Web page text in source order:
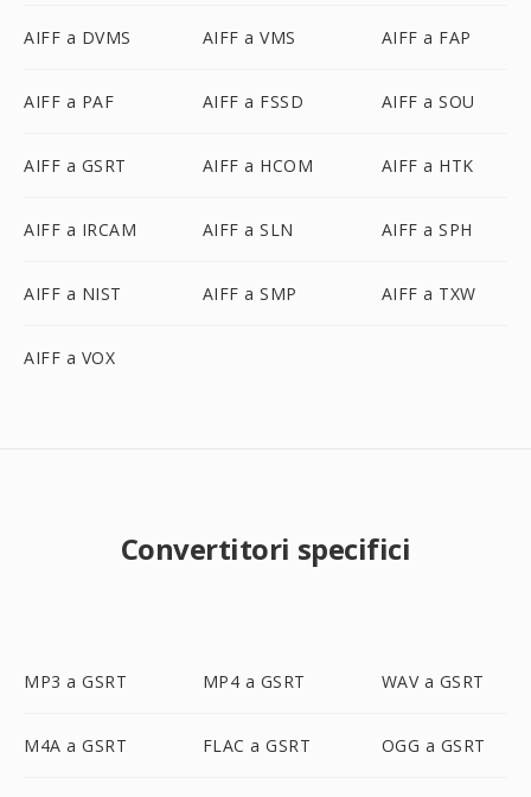
AIFF a DVMS AIFF a VMS AIFF a FAP
AIFF a PAF AIFF a FSSD AIFF a SOU
AIFF a GSRT AIFF a HCOM AIFF a HTK
AIFF a IRCAM AIFF a SLN AIFF a SPH
AIFF a NIST AIFF a SMP AIFF a TXW
AIFF a VOX
Convertitori specifici
MP3 a GSRT MP4 a GSRT WAV a GSRT
M4A a GSRT FLAC a GSRT OGG a GSRT